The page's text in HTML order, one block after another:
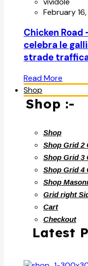
February
Chicken Road
celebra le
strade
Read More
Shop
Shop :-
Shop
Shop Grid 2
Shop Grid 3
Shop Grid 4
Shop
Grid right
Cart
Checkout
Latest